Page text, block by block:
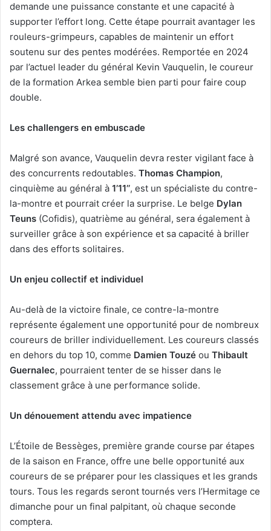
demande une puissance constante et une capacité à
supporter l’effort long. Cette étape pourrait avantager les
rouleurs-grimpeurs, capables de maintenir un effort
soutenu sur des pentes modérées. Remportée en 2024
par l’actuel leader du général Kevin Vauquelin, le coureur
de la formation Arkea semble bien parti pour faire coup
double.
Les challengers en embuscade
Malgré son avance, Vauquelin devra rester vigilant face à
des concurrents redoutables. Thomas Champion,
cinquième au général à 1’11’’, est un spécialiste du contre-
la-montre et pourrait créer la surprise. Le belge Dylan
Teuns (Cofidis), quatrième au général, sera également à
surveiller grâce à son expérience et sa capacité à briller
dans des efforts solitaires.
Un enjeu collectif et individuel
Au-delà de la victoire finale, ce contre-la-montre
représente également une opportunité pour de nombreux
coureurs de briller individuellement. Les coureurs classés
en dehors du top 10, comme Damien Touzé ou Thibault
Guernalec, pourraient tenter de se hisser dans le
classement grâce à une performance solide.
Un dénouement attendu avec impatience
L’Étoile de Bessèges, première grande course par étapes
de la saison en France, offre une belle opportunité aux
coureurs de se préparer pour les classiques et les grands
tours. Tous les regards seront tournés vers l’Hermitage ce
dimanche pour un final palpitant, où chaque seconde
comptera.